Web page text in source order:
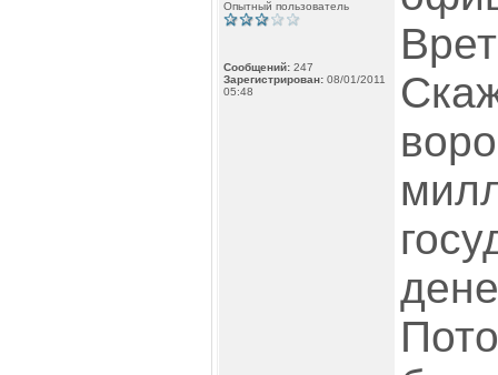
Опытный пользователь
Сообщений: 247
Зарегистрирован: 08/01/2011
05:48